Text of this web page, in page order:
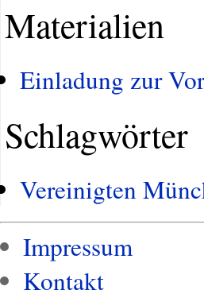
Materialien
Einladung zur
Schlagwörter
Vereinigten
Impressum
Kontakt